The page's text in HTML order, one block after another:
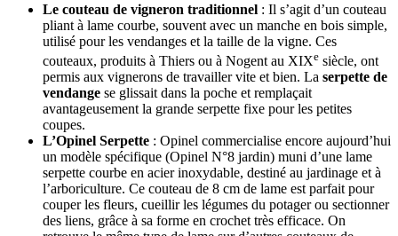
Le couteau de vigneron traditionnel : Il s’agit d’un couteau
pliant à lame courbe, souvent avec un manche en bois simple,
utilisé pour les vendanges et la taille de la vigne. Ces
couteaux, produits à Thiers ou à Nogent au XIXe siècle, ont
permis aux vignerons de travailler vite et bien. La serpette de
vendange se glissait dans la poche et remplaçait
avantageusement la grande serpette fixe pour les petites
coupes.
L’Opinel Serpette : Opinel commercialise encore aujourd’hui
un modèle spécifique (Opinel N°8 jardin) muni d’une lame
serpette courbe en acier inoxydable, destiné au jardinage et à
l’arboriculture. Ce couteau de 8 cm de lame est parfait pour
couper les fleurs, cueillir les légumes du potager ou sectionner
des liens, grâce à sa forme en crochet très efficace. On